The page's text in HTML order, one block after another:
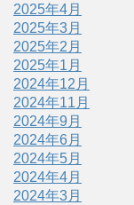
2025年4月
2025年3月
2025年2月
2025年1月
2024年12月
2024年11月
2024年9月
2024年6月
2024年5月
2024年4月
2024年3月